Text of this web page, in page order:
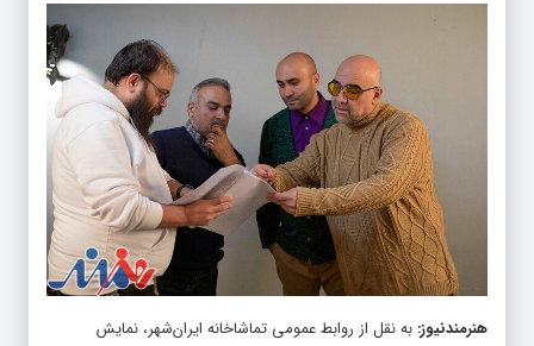
هنرمندنیوز: به نقل از روابط‌ عمومی تماشاخانه‌ ایران‌شهر، نمایش